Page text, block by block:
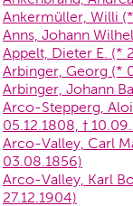
Ankermüller, Willi (*
Anns, Johann
Appelt, Dieter E. (*
Arbinger, Georg (*
Arbinger, Johann
Arco-Stepperg,
05.12.1808, †
Arco-Valley, Carl
03.08.1856)
Arco-Valley, Karl
27.12.1904)